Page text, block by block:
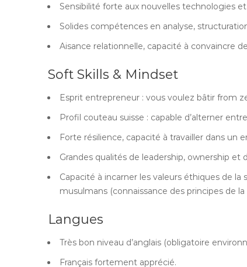
Sensibilité forte aux nouvelles technologies
Solides compétences en analyse,
Aisance relationnelle, capacité à convaincre
Soft Skills & Mindset
Esprit entrepreneur : vous voulez bâtir from
Profil couteau suisse : capable d’alterner
Forte résilience, capacité à travailler dans un
Grandes qualités de leadership, ownership
Capacité à incarner les valeurs éthiques de
musulmans (connaissance des principes de
Langues
Très bon niveau d’anglais (obligatoire
Français fortement apprécié.